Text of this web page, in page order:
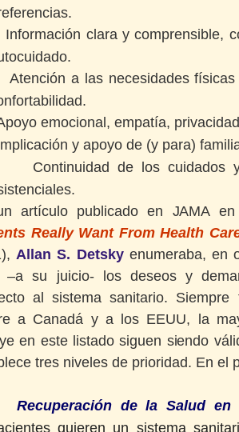
Información clara y comprensible,
Atención a las necesidades
emocional, empatía,
y apoyo de (y para)
Continuidad de los cuidados
artículo publicado en JAMA
Really Want From Health
Allan S. Detsky enumeraba, en
–a su juicio- los deseos y
al sistema sanitario.
a Canadá y a los EEUU, la
en este listado siguen siendo
tres niveles de prioridad. En el
Recuperación de la Salud en
quieren un sistema